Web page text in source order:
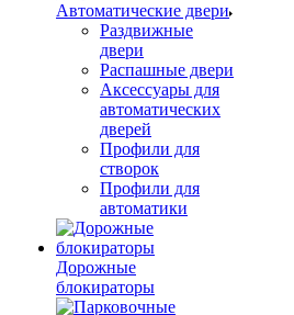
Автоматические двери
Раздвижные
двери
Распашные двери
Аксессуары для
автоматических
дверей
Профили для
створок
Профили для
автоматики
Дорожные
блокираторы